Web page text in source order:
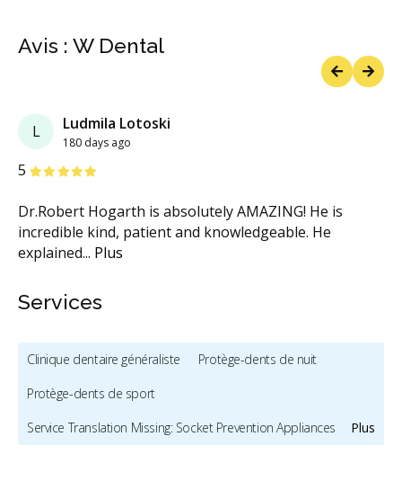
Avis : W Dental
L Ludmila Lotoski
180 days ago
5 étoiles
Dr.Robert Hogarth is absolutely AMAZING! He is
incredible kind, patient and knowledgeable. He
explained... Plus
étoiles
étoiles
étoiles
étoiles
Services
Plus
Clinique dentaire généraliste
Protège-dents de nuit
Protège-dents de sport
Service Translation Missing: Socket Prevention Appliances